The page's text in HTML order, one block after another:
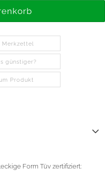
Merkzettel
günstiger?
Produkt
Form Tüv zertifiziert: